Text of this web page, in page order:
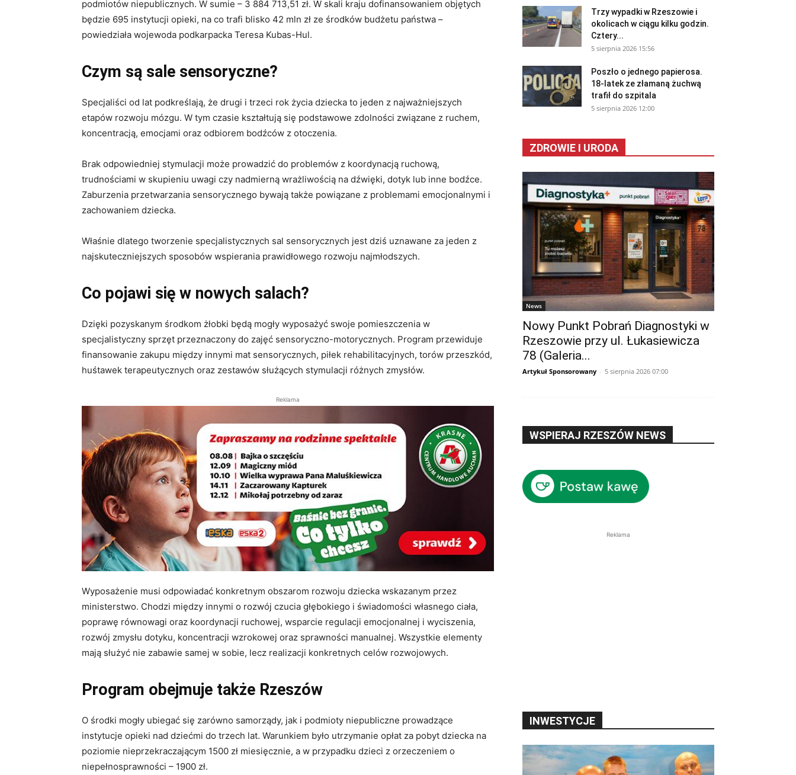
podmiotów niepublicznych. W sumie – 3 884 713,51 zł. W skali kraju dofinansowaniem objętych
będzie 695 instytucji opieki, na co trafi blisko 42 mln zł ze środków budżetu państwa –
powiedziała wojewoda podkarpacka Teresa Kubas-Hul.
Czym są sale sensoryczne?
Specjaliści od lat podkreślają, że drugi i trzeci rok życia dziecka to jeden z najważniejszych
etapów rozwoju mózgu. W tym czasie kształtują się podstawowe zdolności związane z ruchem,
koncentracją, emocjami oraz odbiorem bodźców z otoczenia.
Brak odpowiedniej stymulacji może prowadzić do problemów z koordynacją ruchową,
trudnościami w skupieniu uwagi czy nadmierną wrażliwością na dźwięki, dotyk lub inne bodźce.
Zaburzenia przetwarzania sensorycznego bywają także powiązane z problemami emocjonalnymi i
zachowaniem dziecka.
Właśnie dlatego tworzenie specjalistycznych sal sensorycznych jest dziś uznawane za jeden z
najskuteczniejszych sposobów wspierania prawidłowego rozwoju najmłodszych.
Co pojawi się w nowych salach?
Dzięki pozyskanym środkom żłobki będą mogły wyposażyć swoje pomieszczenia w
specjalistyczny sprzęt przeznaczony do zajęć sensoryczno-motorycznych. Program przewiduje
finansowanie zakupu między innymi mat sensorycznych, piłek rehabilitacyjnych, torów przeszkód,
huśtawek terapeutycznych oraz zestawów służących stymulacji różnych zmysłów.
Reklama
Wyposażenie musi odpowiadać konkretnym obszarom rozwoju dziecka wskazanym przez
ministerstwo. Chodzi między innymi o rozwój czucia głębokiego i świadomości własnego ciała,
poprawę równowagi oraz koordynacji ruchowej, wsparcie regulacji emocjonalnej i wyciszenia,
rozwój zmysłu dotyku, koncentracji wzrokowej oraz sprawności manualnej. Wszystkie elementy
mają służyć nie zabawie samej w sobie, lecz realizacji konkretnych celów rozwojowych.
Program obejmuje także Rzeszów
O środki mogły ubiegać się zarówno samorządy, jak i podmioty niepubliczne prowadzące
instytucje opieki nad dziećmi do trzech lat. Warunkiem było utrzymanie opłat za pobyt dziecka na
poziomie nieprzekraczającym 1500 zł miesięcznie, a w przypadku dzieci z orzeczeniem o
niepełnosprawności – 1900 zł.
Trzy wypadki w Rzeszowie i
okolicach w ciągu kilku godzin.
Cztery...
5 sierpnia 2026 15:56
Poszło o jednego papierosa.
18-latek ze złamaną żuchwą
trafił do szpitala
5 sierpnia 2026 12:00
ZDROWIE I URODA
News
Nowy Punkt Pobrań Diagnostyki w
Rzeszowie przy ul. Łukasiewicza
78 (Galeria...
Artykuł Sponsorowany - 5 sierpnia 2026 07:00
WSPIERAJ RZESZÓW NEWS
Reklama
INWESTYCJE